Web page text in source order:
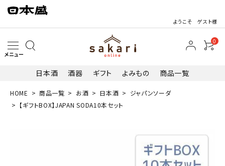
ようこそ ゲスト様
メニュー
0
日本酒 酒器 ギフト よみもの 商品一覧
HOME 商品一覧 お酒 日本酒
ジャパンソーダ
【ギフトBOX】JAPAN SODA10本セット